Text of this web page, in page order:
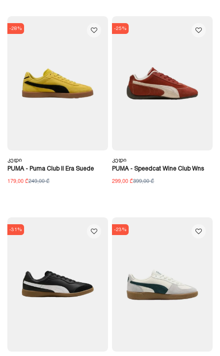
-28%
Კედი
PUMA - Puma Club II Era Suede
179,00 ₾249,00 ₾
-25%
Კედი
PUMA - Speedcat Wine Club Wns
299,00 ₾399,00 ₾
-31% -23%